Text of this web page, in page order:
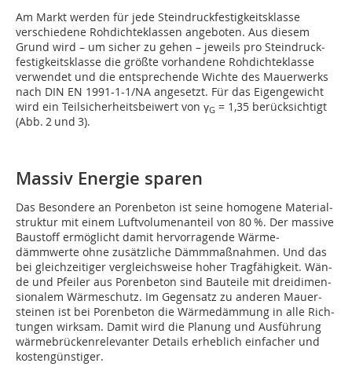
Am Markt werden für jede Steindruckfestigkeitsklasse
verschiedene Rohdichteklassen angeboten. Aus diesem
Grund wird – um sicher zu gehen – jeweils pro Stein­druck­
fes­tig­keits­klasse die größte vorhandene Roh­dichteklasse
verwendet und die entsprechende Wichte des Mauerwerks
nach DIN EN 1991-1-1/NA angesetzt. Für das Eigengewicht
wird ein Teilsicherheitsbeiwert von γG = 1,35 berücksichtigt
(Abb. 2 und 3).
Massiv Energie sparen
Das Besondere an Porenbeton ist seine homogene Mate­rial­
struktur mit einem Luftvolumenanteil von 80 %. Der mas­sive
Baustoff ermöglicht damit hervorragende Wär­me­
dämmwerte ohne zusätzliche Dämmmaßnahmen. Und das
bei gleichzeitiger vergleichsweise hoher Tragfähigkeit. Wän­
de und Pfeiler aus Porenbeton sind Bauteile mit drei­di­men­
sionalem Wärmeschutz. Im Gegensatz zu anderen Mau­er­
steinen ist bei Porenbeton die Wärmedämmung in alle Rich­
tungen wirksam. Damit wird die Planung und Ausführung
wär­mebrückenrelevanter Details erheblich einfacher und
kostengünstiger.